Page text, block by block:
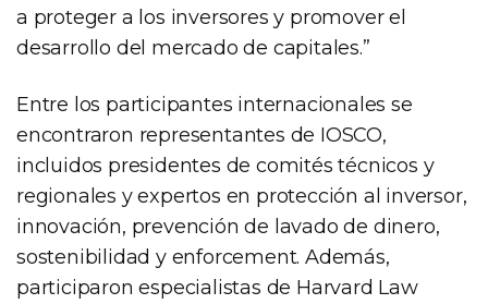
a proteger a los inversores y promover el
desarrollo del mercado de capitales.”
Entre los participantes internacionales se
encontraron representantes de IOSCO,
incluidos presidentes de comités técnicos y
regionales y expertos en protección al inversor,
innovación, prevención de lavado de dinero,
sostenibilidad y enforcement. Además,
participaron especialistas de Harvard Law